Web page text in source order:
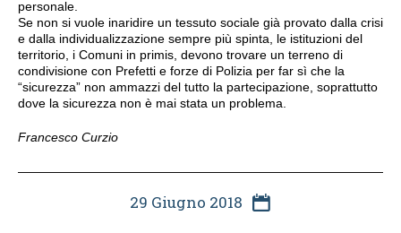
personale.
Se non si vuole inaridire un tessuto sociale già provato dalla crisi
e dalla individualizzazione sempre più spinta, le istituzioni del
territorio, i Comuni in primis, devono trovare un terreno di
condivisione con Prefetti e forze di Polizia per far sì che la
“sicurezza” non ammazzi del tutto la partecipazione, soprattutto
dove la sicurezza non è mai stata un problema.
Francesco Curzio
29 Giugno 2018